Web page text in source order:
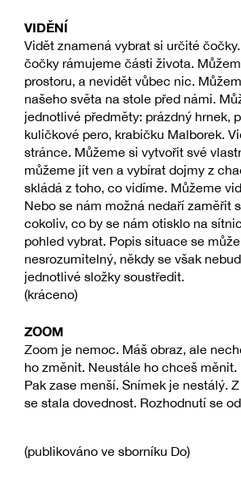
VIDĚNÍ
Vidět znamená vybrat si určité
čočky rámujeme části života.
prostoru, a nevidět vůbec nic.
našeho světa na stole před námi.
jednotlivé předměty: prázdný hrnek,
kuličkové pero, krabičku Malborek.
stránce. Můžeme si vytvořit své
můžeme jít ven a vybírat dojmy z
skládá z toho, co vidíme. Můžeme
Nebo se nám možná nedaří zaměřit
cokoliv, co by se nám otisklo na
pohled vybrat. Popis situace se
nesrozumitelný, někdy se však
jednotlivé složky soustředit.
(kráceno)
ZOOM
Zoom je nemoc. Máš obraz, ale
ho změnit. Neustále ho chceš měnit.
Pak zase menší. Snímek je nestálý.
se stala dovednost. Rozhodnutí se
(publikováno ve sborníku Do)